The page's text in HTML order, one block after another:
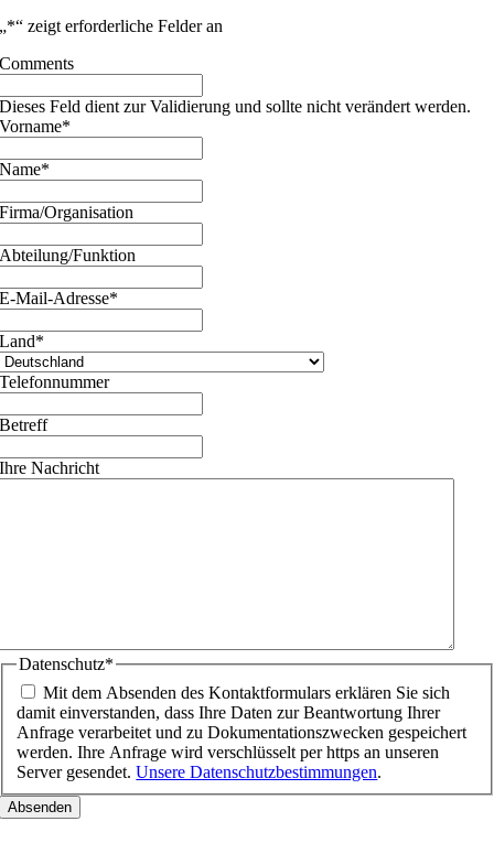
„*“ zeigt erforderliche Felder an
Comments
Dieses Feld dient zur Validierung und sollte nicht verändert werden.
Vorname*
Name*
Firma/Organisation
Abteilung/Funktion
E-Mail-Adresse*
Land*
Telefonnummer
Betreff
Ihre Nachricht
Datenschutz*
Mit dem Absenden des Kontaktformulars erklären Sie sich
damit einverstanden, dass Ihre Daten zur Beantwortung Ihrer
Anfrage verarbeitet und zu Dokumentationszwecken gespeichert
werden. Ihre Anfrage wird verschlüsselt per https an unseren
Server gesendet.Unsere Datenschutzbestimmungen.